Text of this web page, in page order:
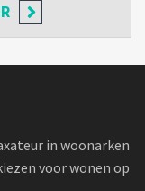
in woonarken
voor wonen op